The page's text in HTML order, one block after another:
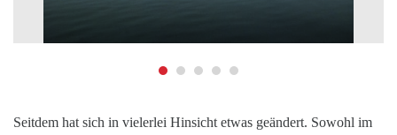
Seitdem hat sich in vielerlei Hinsicht etwas geändert. Sowohl im